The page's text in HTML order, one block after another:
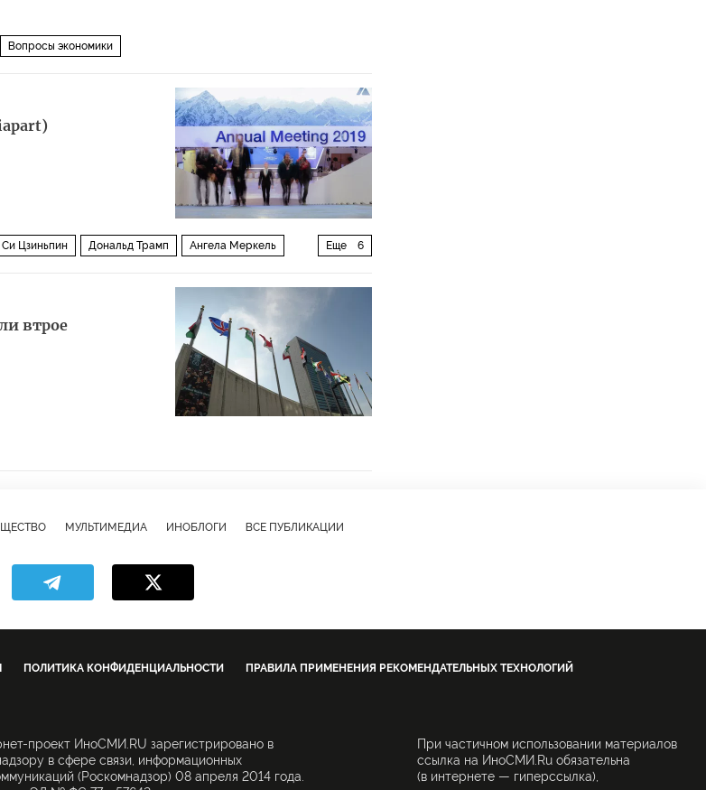
Вопросы экономики
Еще 6
Си Цзиньпин Дональд Трамп Ангела Меркель
втрое
МУЛЬТИМЕДИА ИНОБЛОГИ ВСЕ ПУБЛИКАЦИИ
ПОЛИТИКА КОНФИДЕНЦИАЛЬНОСТИ
ПРАВИЛА ПРИМЕНЕНИЯ РЕКОМЕНДАТЕЛЬНЫХ ТЕХНОЛОГИЙ
проект ИноСМИ.RU зарегистрировано в
в сфере связи, информационных
(Роскомнадзор) 08 апреля 2014 года.
При частичном использовании материалов
ссылка на ИноСМИ.Ru обязательна
(в интернете — гиперссылка),